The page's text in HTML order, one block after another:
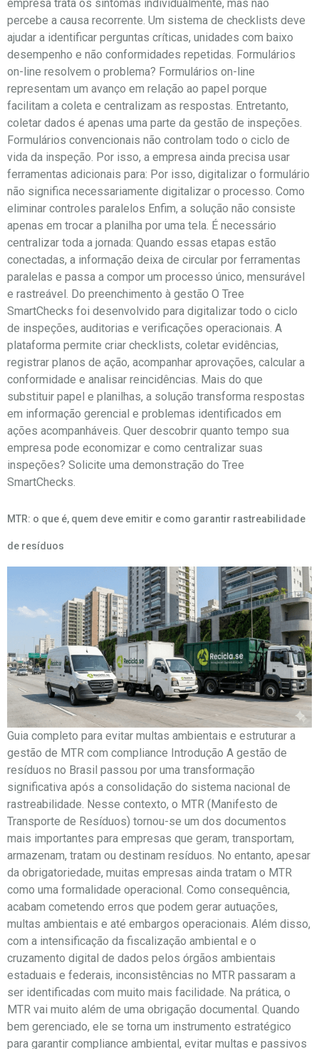
empresa trata os sintomas individualmente, mas não
percebe a causa recorrente. Um sistema de checklists deve
ajudar a identificar perguntas críticas, unidades com baixo
desempenho e não conformidades repetidas. Formulários
on-line resolvem o problema? Formulários on-line
representam um avanço em relação ao papel porque
facilitam a coleta e centralizam as respostas. Entretanto,
coletar dados é apenas uma parte da gestão de inspeções.
Formulários convencionais não controlam todo o ciclo de
vida da inspeção. Por isso, a empresa ainda precisa usar
ferramentas adicionais para: Por isso, digitalizar o formulário
não significa necessariamente digitalizar o processo. Como
eliminar controles paralelos Enfim, a solução não consiste
apenas em trocar a planilha por uma tela. É necessário
centralizar toda a jornada: Quando essas etapas estão
conectadas, a informação deixa de circular por ferramentas
paralelas e passa a compor um processo único, mensurável
e rastreável. Do preenchimento à gestão O Tree
SmartChecks foi desenvolvido para digitalizar todo o ciclo
de inspeções, auditorias e verificações operacionais. A
plataforma permite criar checklists, coletar evidências,
registrar planos de ação, acompanhar aprovações, calcular a
conformidade e analisar reincidências. Mais do que
substituir papel e planilhas, a solução transforma respostas
em informação gerencial e problemas identificados em
ações acompanháveis. Quer descobrir quanto tempo sua
empresa pode economizar e como centralizar suas
inspeções? Solicite uma demonstração do Tree
SmartChecks.
MTR: o que é, quem deve emitir e como garantir rastreabilidade
de resíduos
Guia completo para evitar multas ambientais e estruturar a
gestão de MTR com compliance Introdução A gestão de
resíduos no Brasil passou por uma transformação
significativa após a consolidação do sistema nacional de
rastreabilidade. Nesse contexto, o MTR (Manifesto de
Transporte de Resíduos) tornou-se um dos documentos
mais importantes para empresas que geram, transportam,
armazenam, tratam ou destinam resíduos. No entanto, apesar
da obrigatoriedade, muitas empresas ainda tratam o MTR
como uma formalidade operacional. Como consequência,
acabam cometendo erros que podem gerar autuações,
multas ambientais e até embargos operacionais. Além disso,
com a intensificação da fiscalização ambiental e o
cruzamento digital de dados pelos órgãos ambientais
estaduais e federais, inconsistências no MTR passaram a
ser identificadas com muito mais facilidade. Na prática, o
MTR vai muito além de uma obrigação documental. Quando
bem gerenciado, ele se torna um instrumento estratégico
para garantir compliance ambiental, evitar multas e passivos